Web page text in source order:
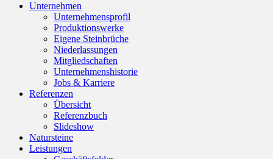
Unternehmen
Unternehmensprofil
Produktionswerke
Eigene Steinbrüche
Niederlassungen
Mitgliedschaften
Unternehmenshistorie
Jobs & Karriere
Referenzen
Übersicht
Referenzbuch
Slideshow
Natursteine
Leistungen